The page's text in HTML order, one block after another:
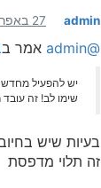
admin 27 באפר׳ 2020, 23:55
@admin אמר ב
יש להפעיל
שימו לב! זה
בעיות שיש
זה תלוי מדפסת